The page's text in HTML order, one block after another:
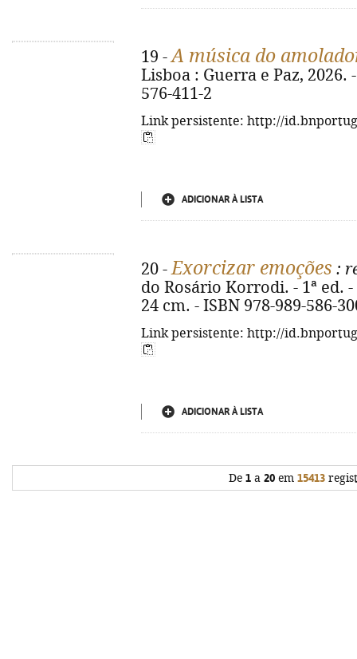
19 -A música do
Lisboa : Guerra e Paz, 2026.
576-411-2
Link persistente: http://
ADICIONAR À LISTA
20 -Exorcizar emoções :
do Rosário Korrodi. - 1ª ed.
24 cm. - ISBN 978-989-586-
Link persistente: http://
ADICIONAR À LISTA
De 1 a 20 em 15413